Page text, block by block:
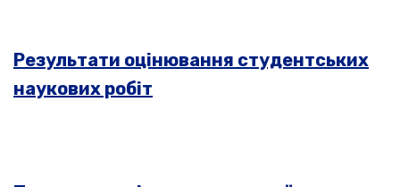
Результати оцінювання студентських
наукових робіт